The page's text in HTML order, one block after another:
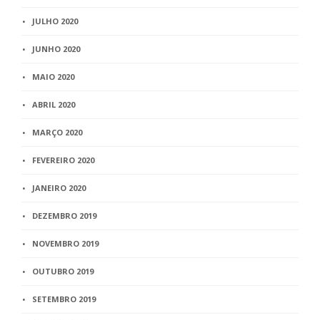
JULHO 2020
JUNHO 2020
MAIO 2020
ABRIL 2020
MARÇO 2020
FEVEREIRO 2020
JANEIRO 2020
DEZEMBRO 2019
NOVEMBRO 2019
OUTUBRO 2019
SETEMBRO 2019